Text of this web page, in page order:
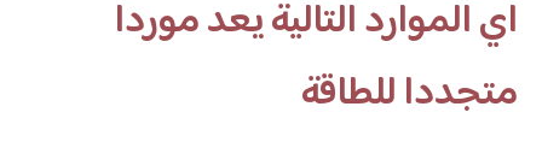
اي الموارد التالية يعد موردا
متجددا للطاقة